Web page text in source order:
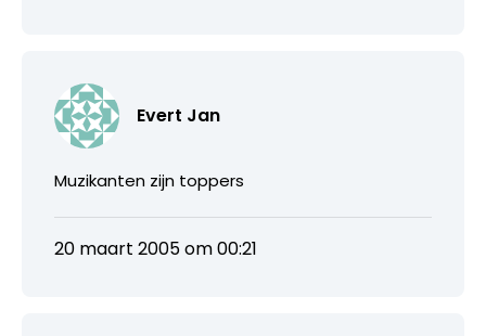
Evert Jan
Muzikanten zijn toppers
20 maart 2005 om 00:21